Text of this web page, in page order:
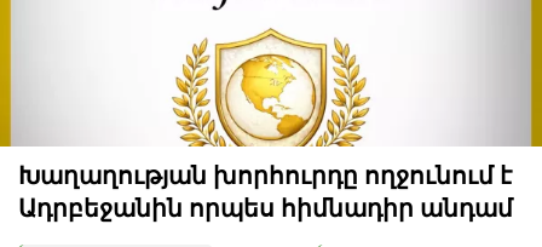
Խաղաղության խորհուրդը ողջունում է
Ադրբեջանին որպես հիմնադիր անդամ